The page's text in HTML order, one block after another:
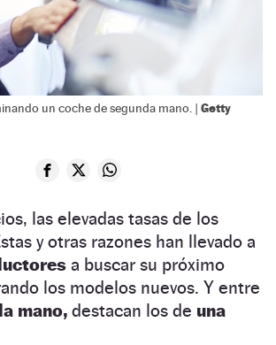
un coche de segunda mano. | Getty
las elevadas tasas de los
y otras razones han llevado a
a buscar su próximo
los modelos nuevos. Y entre
mano, destacan los de una